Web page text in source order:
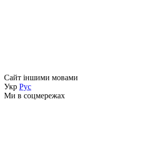
Сайт іншими мовами
Укр Рус
Ми в соцмережах